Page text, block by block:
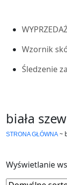
Wzornik
Śledzenie
biała
STRONA GŁÓWNA ~
Wyświetlanie